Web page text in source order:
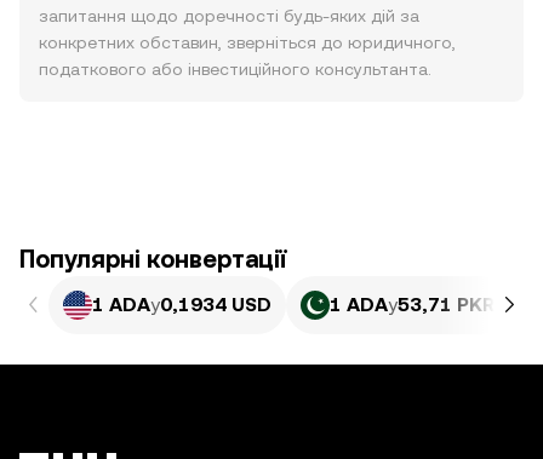
запитання щодо доречності будь-яких дій за
конкретних обставин, зверніться до юридичного,
податкового або інвестиційного консультанта.
Популярні конвертації
1 ADAу0,1934 USD 1 ADAу53,71 PKR